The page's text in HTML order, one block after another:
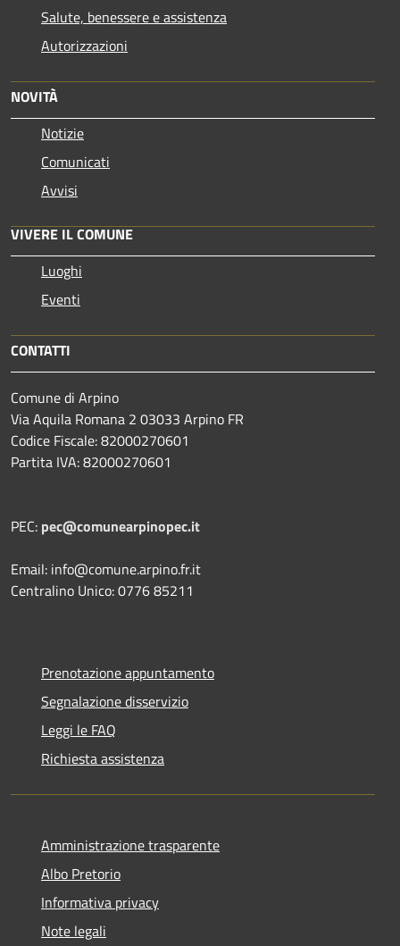
Salute, benessere e assistenza
Autorizzazioni
NOVITÀ
Notizie
Comunicati
Avvisi
VIVERE IL COMUNE
Luoghi
Eventi
CONTATTI
Comune di Arpino
Via Aquila Romana 2 03033 Arpino FR
Codice Fiscale: 82000270601
Partita IVA: 82000270601
PEC: pec@comunearpinopec.it
Email: info@comune.arpino.fr.it
Centralino Unico: 0776 85211
Prenotazione appuntamento
Segnalazione disservizio
Leggi le FAQ
Richiesta assistenza
Amministrazione trasparente
Albo Pretorio
Informativa privacy
Note legali